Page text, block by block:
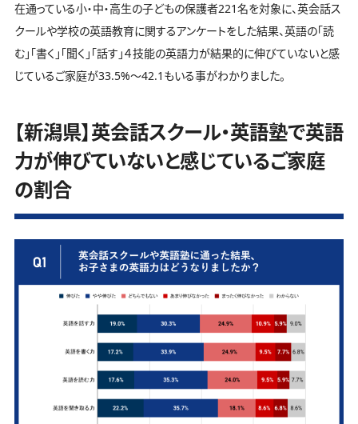
在通っている小・中・高生の子どもの保護者221名を対象に、英会話ス
クールや学校の英語教育に関するアンケートをした結果、英語の「読
む」「書く」「聞く」「話す」４技能の英語力が結果的に伸びていないと感
じているご家庭が33.5%～42.1もいる事がわかりました。
【新潟県】英会話スクール・英語塾で英語
力が伸びていないと感じているご家庭
の割合